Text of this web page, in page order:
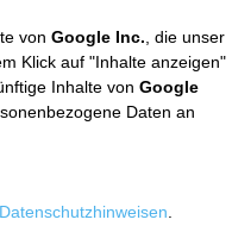
von Google Inc. , die unser
Klick auf "Inhalte anzeigen"
Inhalte von Google
Daten an
Datenschutzhinweisen